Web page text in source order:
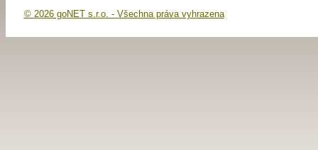
© 2026 goNET s.r.o. - Všechna práva vyhrazena